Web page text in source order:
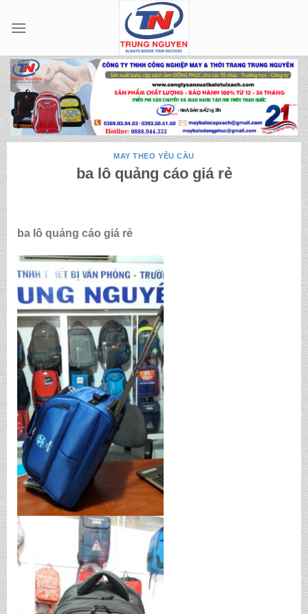
MAY THEO YÊU CẦU
ba lô quảng cáo giá rẻ
ba lô quảng cáo giá rẻ